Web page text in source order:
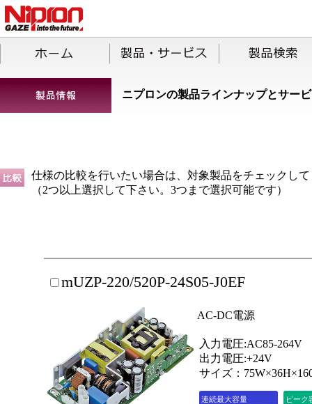
ニプロンの製品ラインナップとサー
仕様の比較を行いたい場合は、対象製品をチェックし
（2つ以上選択して下さい。3つまで選択可能です）
mUZP-220/520P-24S05-J0EF
AC-DC電源
入力電圧:AC85-264V
出力電圧:+24V
サイズ：
連続最大容量 ピーク